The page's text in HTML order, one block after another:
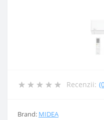
Recenzii:
Brand: MIDEA